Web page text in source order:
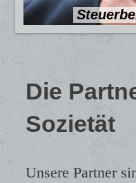
Die
Sozietät
Unsere Partner